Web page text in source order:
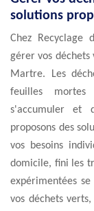
solutions
Chez Recyclage
gérer vos
Martre. Les
feuilles
s'accumuler et
proposons des
vos besoins
domicile, fini les
expérimentées
vos déchets